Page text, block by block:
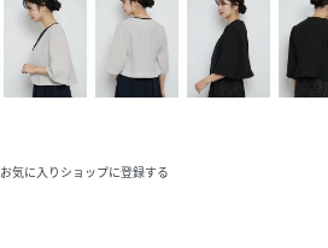
お気に入りショップに登録する